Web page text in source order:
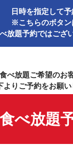
日時を指定して予
※こちらのボタン
放題予約ではござ
食べ放題ご希望のお
よりご予約をお願い
食べ放題